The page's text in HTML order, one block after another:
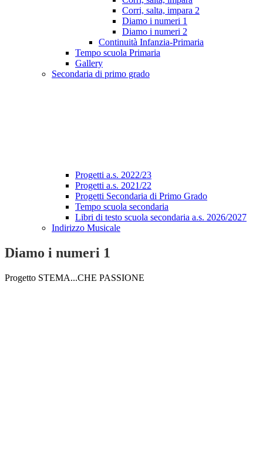
Corri, salta, impara 2
Diamo i numeri 1
Diamo i numeri 2
Continuità Infanzia-Primaria
Tempo scuola Primaria
Gallery
Secondaria di primo grado
Progetti a.s. 2022/23
Progetti a.s. 2021/22
Progetti Secondaria di Primo Grado
Tempo scuola secondaria
Libri di testo scuola secondaria a.s. 2026/2027
Indirizzo Musicale
Diamo i numeri 1
Progetto STEMA...CHE PASSIONE